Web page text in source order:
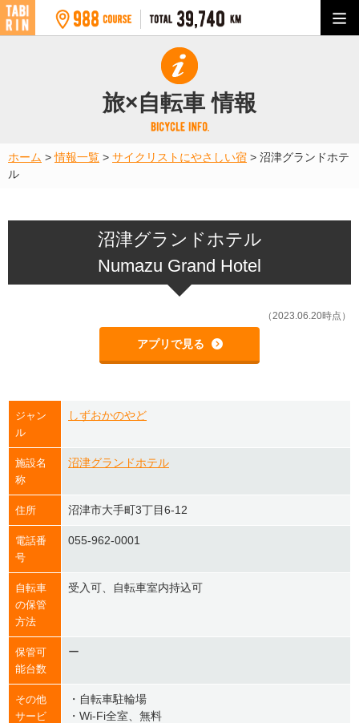
旅×自転車 情報
ホーム >情報一覧 > サイクリストにやさしい宿 > 沼津グランドホテ
ル
沼津グランドホテル
Numazu Grand Hotel
（2023.06.20時点）
アプリで見る
ジャン
ル
しずおかのやど
施設名
称
沼津グランドホテル
住所 沼津市大手町3丁目6-12
電話番
号
055-962-0001
自転車
の保管
方法
受入可、自転車室内持込可
保管可
能台数
ー
その他
サービ
・自転車駐輪場
・Wi-Fi全室、無料